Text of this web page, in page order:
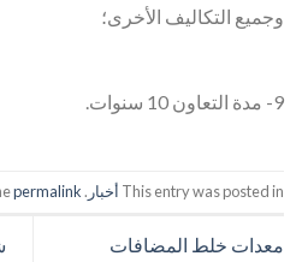
وجميع التكاليف الأخرى؛
9- مدة التعاون 10 سنوات.
This entry was posted in أخبار . Bookmark the
permalink
معدات خلط المضافات